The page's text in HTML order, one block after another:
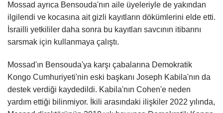
Mossad ayrıca Bensouda'nın aile üyeleriyle de yakından
ilgilendi ve kocasına ait gizli kayıtların dökümlerini elde etti.
İsrailli yetkililer daha sonra bu kayıtları savcının itibarını
sarsmak için kullanmaya çalıştı.
Mossad'ın Bensouda'ya karşı çabalarına Demokratik
Kongo Cumhuriyeti'nin eski başkanı Joseph Kabila'nın da
destek verdiği kaydedildi. Kabila'nın Cohen'e neden
yardım ettiği bilinmiyor. İkili arasındaki ilişkiler 2022 yılında,